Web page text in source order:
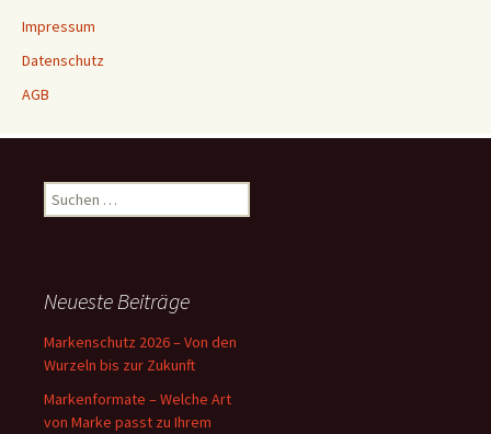
Impressum
Datenschutz
AGB
Suchen
nach:
Neueste Beiträge
Markenschutz 2026 – Von den
Wurzeln bis zur Zukunft
Markenformate – Welche Art
von Marke passt zu Ihrem